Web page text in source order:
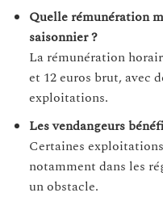
Quelle rémunération
saisonnier ?
La rémunération
et 12 euros brut, avec
exploitations.
Les vendangeurs
Certaines
notamment dans les
un obstacle.